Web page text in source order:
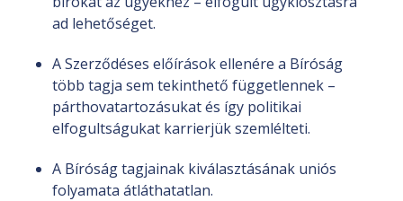
ad lehetőséget.
A Szerződéses előírások ellenére a Bíróság
több tagja sem tekinthető függetlennek –
párthovatartozásukat és így politikai
elfogultságukat karrierjük szemlélteti.
A Bíróság tagjainak kiválasztásának uniós
folyamata átláthatatlan.